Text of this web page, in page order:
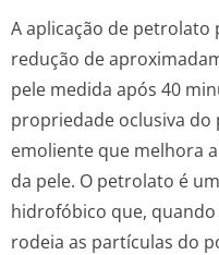
A aplicação de
redução de
pele medida após 40
propriedade oclusiva do
emoliente que melhora
da pele. O petrolato é
hidrofóbico que,
rodeia as partículas do